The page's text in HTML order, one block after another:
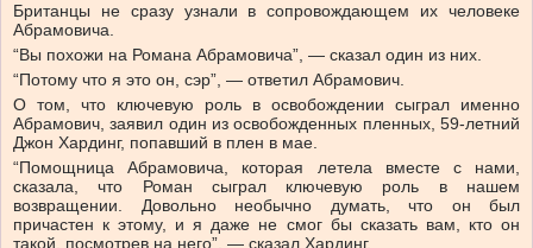
Британцы не сразу узнали в сопровождающем их человеке
Абрамовича.
“Вы похожи на Романа Абрамовича”, — сказал один из них.
“Потому что я это он, сэр”, — ответил Абрамович.
О том, что ключевую роль в освобождении сыграл именно
Абрамович, заявил один из освобожденных пленных, 59-летний
Джон Хардинг, попавший в плен в мае.
“Помощница Абрамовича, которая летела вместе с нами,
сказала, что Роман сыграл ключевую роль в нашем
возвращении. Довольно необычно думать, что он был
причастен к этому, и я даже не смог бы сказать вам, кто он
такой, посмотрев на него”, — сказал Хардинг.